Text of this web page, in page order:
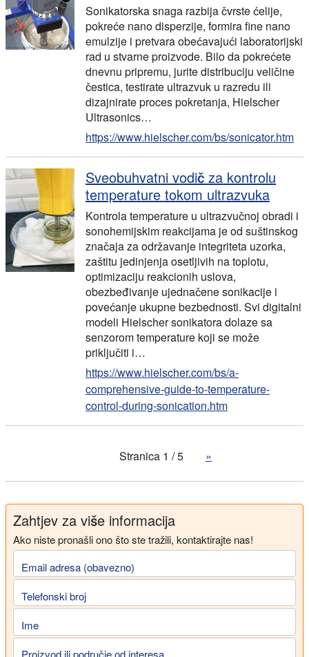
Sonikatorska snaga razbija čvrste ćelije,
pokreće nano disperzije, formira fine nano
emulzije i pretvara obećavajući laboratorijski
rad u stvarne proizvode. Bilo da pokrećete
dnevnu pripremu, jurite distribuciju veličine
čestica, testirate ultrazvuk u razredu ili
dizajnirate proces pokretanja, Hielscher
Ultrasonics…
https://www.hielscher.com/bs/sonicator.htm
Sveobuhvatni vodič za kontrolu
temperature tokom ultrazvuka
Kontrola temperature u ultrazvučnoj obradi i
sonohemijskim reakcijama je od suštinskog
značaja za održavanje integriteta uzorka,
zaštitu jedinjenja osetljivih na toplotu,
optimizaciju reakcionih uslova,
obezbeđivanje ujednačene sonikacije i
povećanje ukupne bezbednosti. Svi digitalni
modeli Hielscher sonikatora dolaze sa
senzorom temperature koji se može
priključiti i…
https://www.hielscher.com/bs/a-
comprehensive-guide-to-temperature-
control-during-sonication.htm
Stranica 1 / 5 »
Zahtjev za više informacija
Ako niste pronašli ono što ste tražili, kontaktirajte nas!
Email adresa (obavezno)
Telefonski broj
Ime
Proizvod ili područje od interesa